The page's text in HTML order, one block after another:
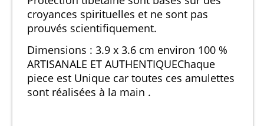
croyances spirituelles et ne sont pas
prouvés scientifiquement.
Dimensions : 3.9 x 3.6 cm environ 100 %
ARTISANALE ET AUTHENTIQUEChaque
piece est Unique car toutes ces amulettes
sont réalisées à la main .